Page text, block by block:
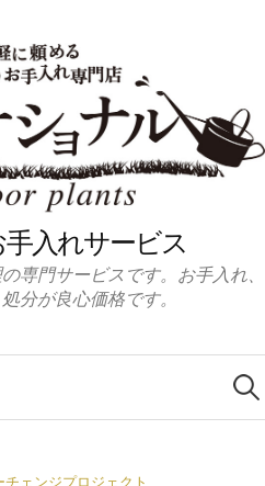
入れサービス
専門サービスです。お手入れ、
分が良心価格です。
検
索:
チェンジプロジェクト